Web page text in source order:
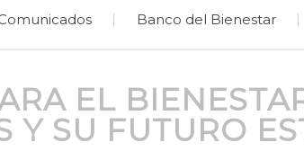
Banco del Bienestar
EL
Y SU FUTURO